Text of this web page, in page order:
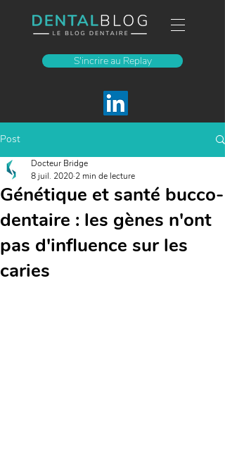
S'incrire au Replay
Post
Génétique et santé bucco-
dentaire : les gènes n'ont
pas d'influence sur les
caries
Docteur Bridge
8 juil. 2020 2 min de lecture